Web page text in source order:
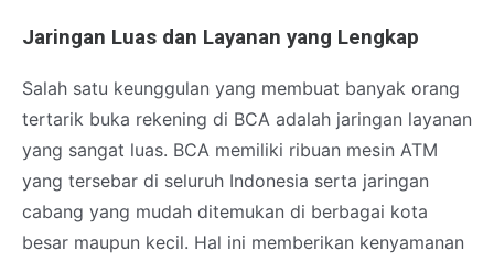
Jaringan Luas dan Layanan yang Lengkap
Salah satu keunggulan yang membuat banyak orang
tertarik buka rekening di BCA adalah jaringan layanan
yang sangat luas. BCA memiliki ribuan mesin ATM
yang tersebar di seluruh Indonesia serta jaringan
cabang yang mudah ditemukan di berbagai kota
besar maupun kecil. Hal ini memberikan kenyamanan